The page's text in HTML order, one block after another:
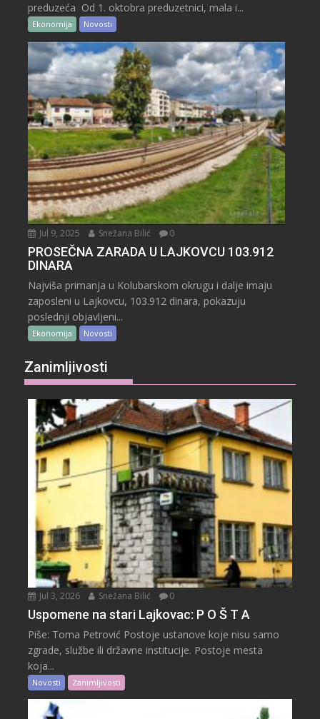
preduzeća Od 1. oktobra preduzetnici, mala i...
Ekonomija Novosti
Jul 9, 2025 Snežana Bilić 0
PROSEČNA ZARADA U LAJKOVCU 103.912
DINARA
Najviša primanja u Kolubarskom okrugu i dalje imaju
zaposleni u Lajkovcu, 103.912 dinara, pokazuju
poslednji objavljeni...
Ekonomija Novosti
Zanimljivosti
Jul 3, 2026 Snežana Bilić 0
Uspomene na stari Lajkovac: P O Š T A
Piše: Toma Petrović Postoje ustanove koje nisu samo
zgrade, službe ili državne institucije. Postoje mesta
koja...
Novosti Zanimljivosti